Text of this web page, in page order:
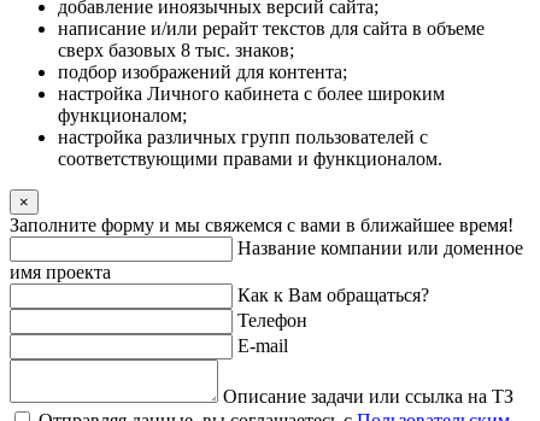
добавление иноязычных версий сайта;
написание и/или рерайт текстов для сайта в объеме
сверх базовых 8 тыс. знаков;
подбор изображений для контента;
настройка Личного кабинета с более широким
функционалом;
настройка различных групп пользователей с
соответствующими правами и функционалом.
×
Заполните форму и мы свяжемся с вами в ближайшее время!
Название компании или доменное
имя проекта
Как к Вам обращаться?
Телефон
E-mail
Описание задачи или ссылка на ТЗ